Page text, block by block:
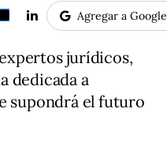
Agregar a Google
jurídicos,
dedicada a
supondrá el futuro